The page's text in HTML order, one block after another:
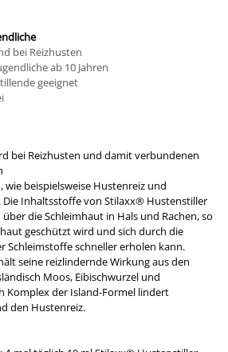
bei Reizhusten
ab 10 Jahren
geeignet
bei Reizhusten und damit verbundenen
wie beispielsweise Hustenreiz und
Die Inhaltsstoffe von Stilaxx® Hustenstiller
über die Schleimhaut in Hals und Rachen, so
geschützt wird und sich durch die
Schleimstoffe schneller erholen kann.
seine reizlindernde Wirkung aus den
Moos, Eibischwurzel und
Komplex der Island-Formel lindert
den Hustenreiz.